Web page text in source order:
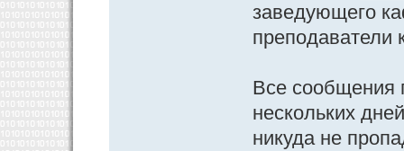
заведующего
преподаватели
Все сообщения
нескольких
никуда не